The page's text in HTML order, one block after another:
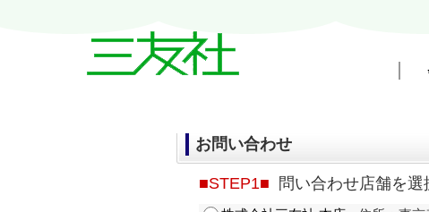
お問い合わせ
■STEP1■ 問い合わせ店舗を